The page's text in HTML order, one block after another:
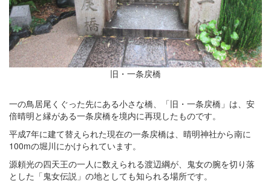
旧・一条戻橋
一の鳥居尾くぐった先にある小さな橋、「旧・一条戻橋」は、安
倍晴明と縁がある一条戻橋を境内に再現したものです。
平成7年に建て替えられた現在の一条戻橋は、晴明神社から南に
100mの堀川にかけられています。
源頼光の四天王の一人に数えられる渡辺綱が、鬼女の腕を切り落
とした「鬼女伝説」の地としても知られる場所です。